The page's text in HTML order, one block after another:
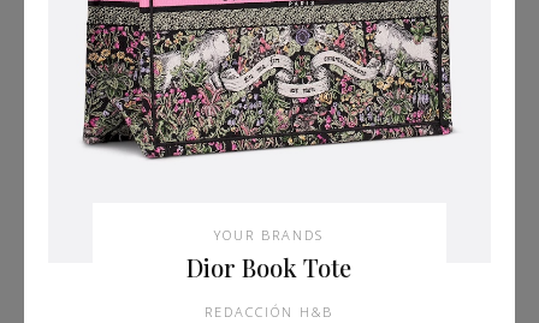
YOUR BRANDS
Dior Book Tote
REDACCIÓN H&B